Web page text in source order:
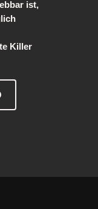
ist,
Killer